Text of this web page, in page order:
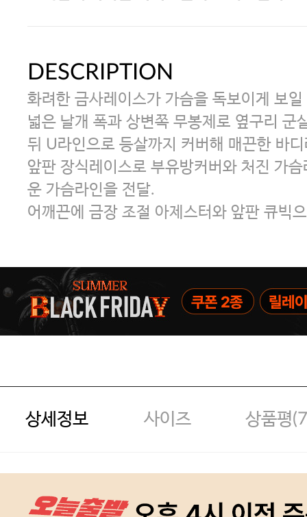
주말특가 20%(8.7~8.9)/5만원 이
[썸머블프] 2만원 할인 쿠폰(8.1~31)
DESCRIPTION
화려한 금사레이스가 가슴을 독보이게 보
넓은 날개 폭과 상변쪽 무봉제로 옆구리 군
뒤 U라인으로 등살까지 커버해 매끈한 바
앞판 장식레이스로 부유방커버와 처진 가
운 가슴라인을 전달.
어깨끈에 금장 조절 아제스터와 앞판 큐빅
상세정보 사이즈 상품평(7